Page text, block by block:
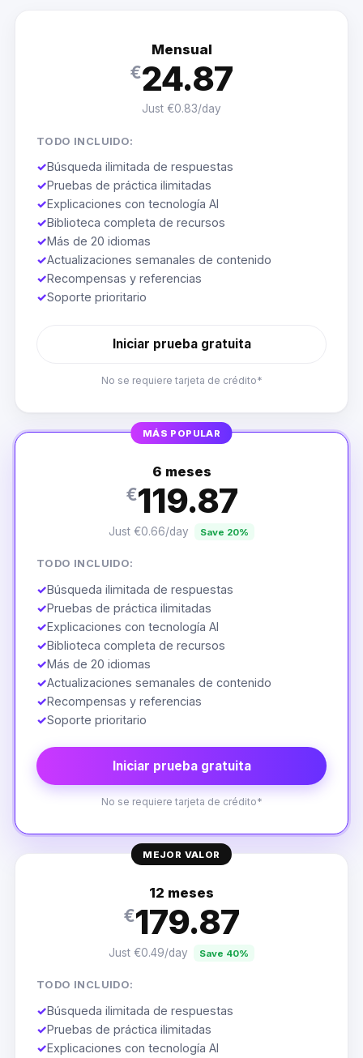
Mensual
€24.87
Just €0.83/day
TODO INCLUIDO:
✓Búsqueda ilimitada de respuestas
✓Pruebas de práctica ilimitadas
✓Explicaciones con tecnología AI
✓Biblioteca completa de recursos
✓Más de 20 idiomas
✓Actualizaciones semanales de contenido
✓Recompensas y referencias
✓Soporte prioritario
Iniciar prueba gratuita
No se requiere tarjeta de crédito*
MÁS POPULAR
6 meses
€119.87
Just €0.66/day Save 20%
TODO INCLUIDO:
✓Búsqueda ilimitada de respuestas
✓Pruebas de práctica ilimitadas
✓Explicaciones con tecnología AI
✓Biblioteca completa de recursos
✓Más de 20 idiomas
✓Actualizaciones semanales de contenido
✓Recompensas y referencias
✓Soporte prioritario
Iniciar prueba gratuita
No se requiere tarjeta de crédito*
MEJOR VALOR
12 meses
€179.87
Just €0.49/day Save 40%
TODO INCLUIDO:
✓Búsqueda ilimitada de respuestas
✓Pruebas de práctica ilimitadas
✓Explicaciones con tecnología AI